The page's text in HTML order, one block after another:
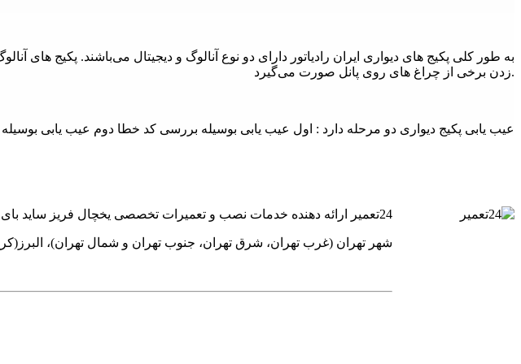
به طور کلی پکیج های دیواری ایران رادیاتور دارای دو نوع آنالوگ و دیجیتال می‌باشند. پکیج
زدن برخی از چراغ های روی پانل صورت می‌گیرد.
عیب یابی پکيج دیواری دو مرحله دارد : اول عیب یابی بوسیله بررسی کد خطا دوم عیب یابی
24تعمیر ارائه دهنده خدمات نصب و تعمیرات تخصصی یخچال فریز ساید بای ساید کولر گازی و پکیج های گرمایشی است.
شهر تهران (غرب تهران، شرق تهران، جنوب تهران و شمال تهران)،